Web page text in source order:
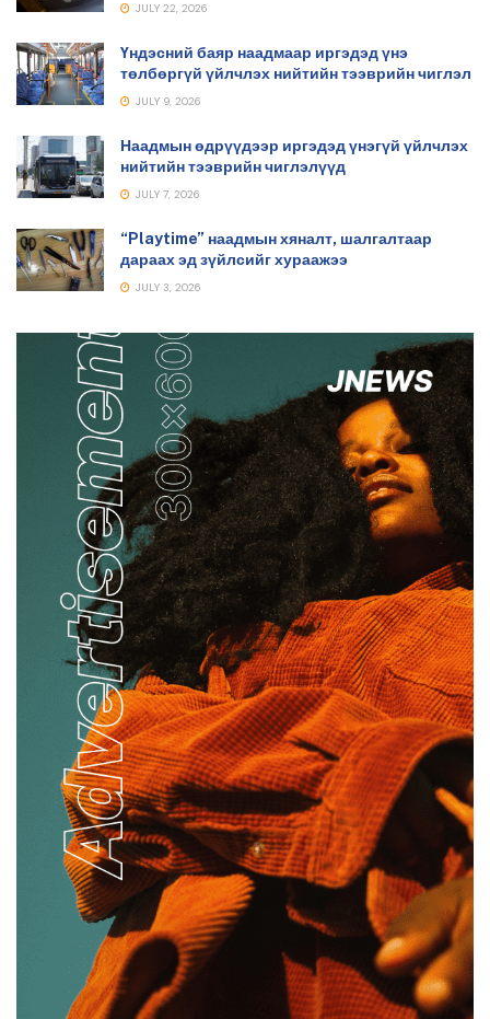
JULY 22, 2026
Үндэсний баяр наадмаар иргэдэд үнэ
төлбөргүй үйлчлэх нийтийн тээврийн чиглэл
JULY 9, 2026
Наадмын өдрүүдээр иргэдэд үнэгүй үйлчлэх
нийтийн тээврийн чиглэлүүд
JULY 7, 2026
“Playtime” наадмын хяналт, шалгалтаар
дараах эд зүйлсийг хураажээ
JULY 3, 2026